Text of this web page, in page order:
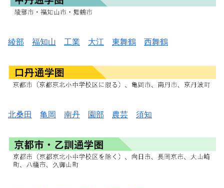
綾部 福知山 工業 大江 東舞鶴 西舞鶴
北桑田 亀岡 南丹 園部 農芸 須知